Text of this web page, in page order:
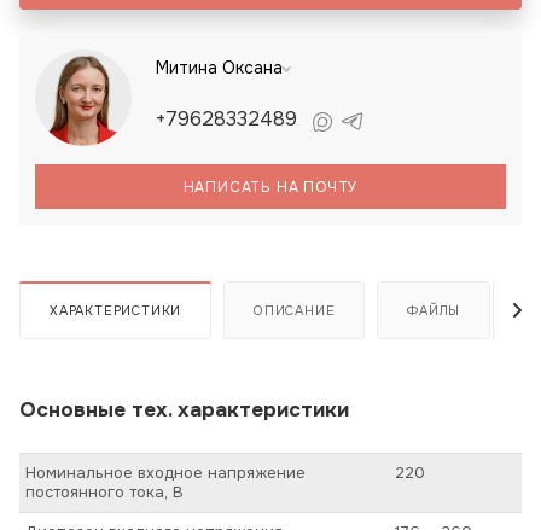
Митина Оксана
+79628332489
НАПИСАТЬ НА ПОЧТУ
ХАРАКТЕРИСТИКИ ОПИСАНИЕ ФАЙЛЫ
Основные тех. характеристики
Номинальное входное напряжение
постоянного тока, В
220